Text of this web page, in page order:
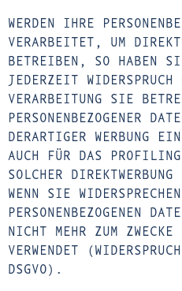
WERDEN IHRE
VERARBEITET, UM
BETREIBEN, SO HABEN
JEDERZEIT
VERARBEITUNG SIE
PERSONENBEZOGENER
DERARTIGER WERBUNG
AUCH FÜR DAS
SOLCHER
WENN SIE
PERSONENBEZOGENEN
NICHT MEHR ZUM ZWECKE
VERWENDET
DSGVO).